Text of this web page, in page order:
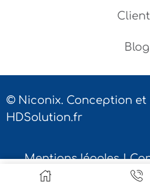
Blog
© Niconix. Conception et
HDSolution.fr
Mentions légales|
LIRE LA